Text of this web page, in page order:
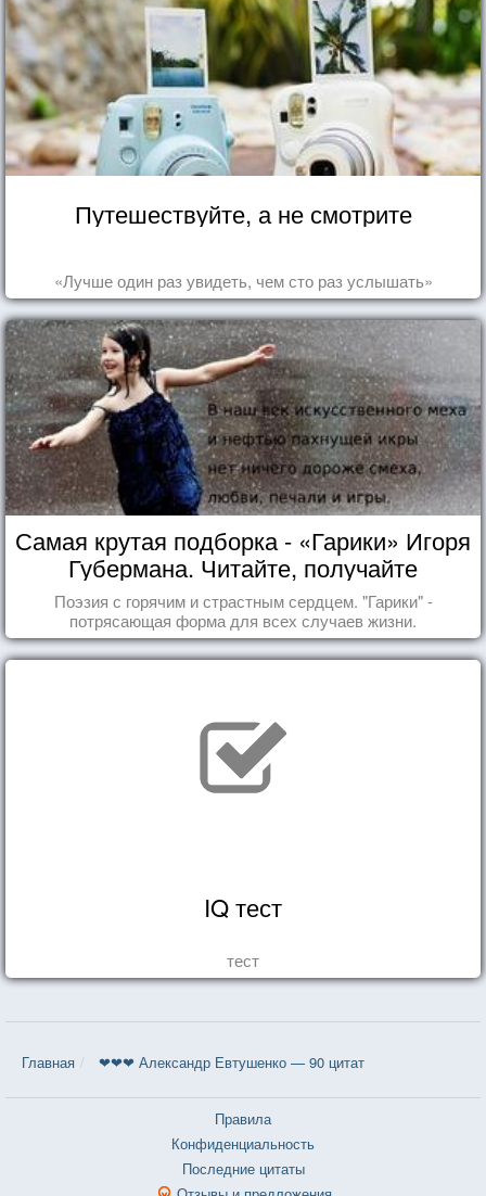
Путешествуйте, а не смотрите
«Лучше один раз увидеть, чем сто раз услышать»
Самая крутая подборка - «Гарики» Игоря
Губермана. Читайте, получайте
удовольствие!
Поэзия с горячим и страстным сердцем. "Гарики" -
потрясающая форма для всех случаев жизни.
IQ тест
тест
Главная ❤❤❤ Александр Евтушенко — 90 цитат
Правила
Конфиденциальность
Последние цитаты